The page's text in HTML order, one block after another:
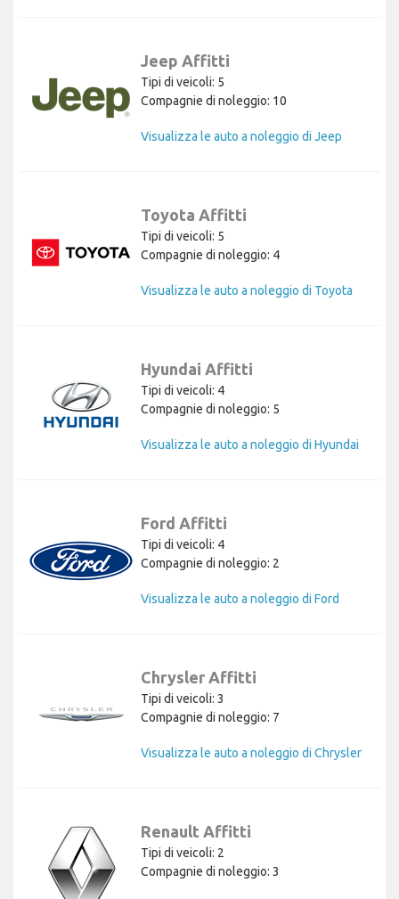
Jeep Affitti
Tipi di veicoli: 5
Compagnie di noleggio: 10
Visualizza le auto a noleggio di Jeep
Toyota Affitti
Tipi di veicoli: 5
Compagnie di noleggio: 4
Visualizza le auto a noleggio di Toyota
Hyundai Affitti
Tipi di veicoli: 4
Compagnie di noleggio: 5
Visualizza le auto a noleggio di Hyundai
Ford Affitti
Tipi di veicoli: 4
Compagnie di noleggio: 2
Visualizza le auto a noleggio di Ford
Chrysler Affitti
Tipi di veicoli: 3
Compagnie di noleggio: 7
Visualizza le auto a noleggio di Chrysler
Renault Affitti
Tipi di veicoli: 2
Compagnie di noleggio: 3